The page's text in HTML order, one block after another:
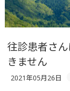
往診患者さ
きません
2021年05月26日